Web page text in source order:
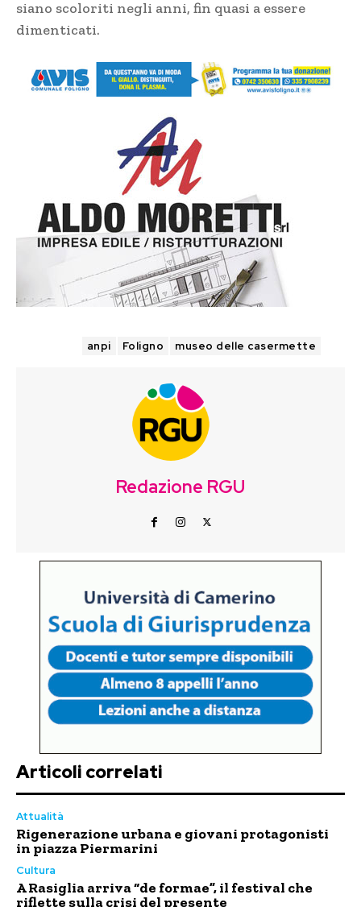
siano scoloriti negli anni, fin quasi a essere
dimenticati.
anpi Foligno museo delle casermette
Redazione RGU
Articoli correlati
Attualità
Rigenerazione urbana e giovani protagonisti
in piazza Piermarini
Cultura
A Rasiglia arriva “de formae”, il festival che
riflette sulla crisi del presente